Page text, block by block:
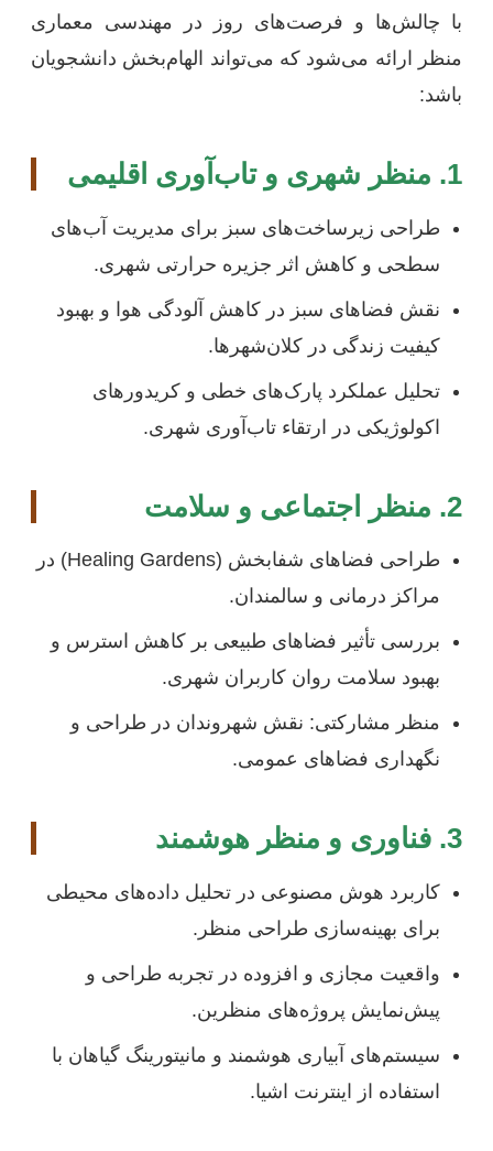
با چالش‌ها و فرصت‌های روز در مهندسی معماری
منظر ارائه می‌شود که می‌تواند الهام‌بخش دانشجویان
باشد:
1. منظر شهری و تاب‌آوری اقلیمی
طراحی زیرساخت‌های سبز برای مدیریت آب‌های
سطحی و کاهش اثر جزیره حرارتی شهری.
نقش فضاهای سبز در کاهش آلودگی هوا و بهبود
کیفیت زندگی در کلان‌شهرها.
تحلیل عملکرد پارک‌های خطی و کریدورهای
اکولوژیکی در ارتقاء تاب‌آوری شهری.
2. منظر اجتماعی و سلامت
طراحی فضاهای شفابخش (Healing Gardens) در
مراکز درمانی و سالمندان.
بررسی تأثیر فضاهای طبیعی بر کاهش استرس و
بهبود سلامت روان کاربران شهری.
منظر مشارکتی: نقش شهروندان در طراحی و
نگهداری فضاهای عمومی.
3. فناوری و منظر هوشمند
کاربرد هوش مصنوعی در تحلیل داده‌های محیطی
برای بهینه‌سازی طراحی منظر.
واقعیت مجازی و افزوده در تجربه طراحی و
پیش‌نمایش پروژه‌های منظرین.
سیستم‌های آبیاری هوشمند و مانیتورینگ گیاهان با
استفاده از اینترنت اشیا.